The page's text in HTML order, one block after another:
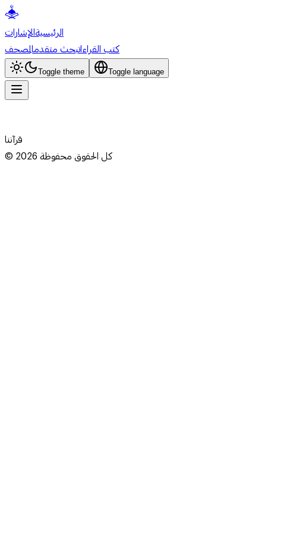
الرئيسيةالإشارات
كتب القراءاتبحث متقدمالمصحف
Toggle theme Toggle language
قرآننا
© 2026كل الحقوق محفوظة